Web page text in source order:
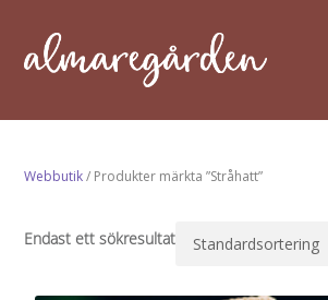
Webbutik/ Produkter märkta ”Stråhatt”
Endast ett sökresultat